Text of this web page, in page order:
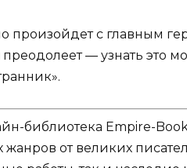
произойдет с главным
преодолеет — узнать это
библиотека Empire-
жанров от великих